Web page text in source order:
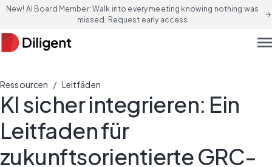
New! AI Board Member: Walk into every meeting knowing nothing was
missed. Request early access
arrow_forward
Ressourcen / Leitfäden
KI sicher integrieren: Ein
Leitfaden für
zukunftsorientierte GRC-